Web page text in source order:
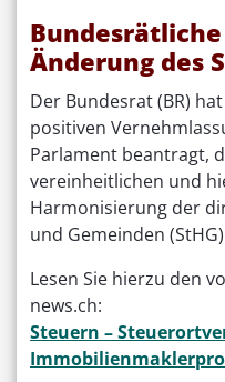
Änderung des
Der Bundesrat (BR)
positiven
Parlament beantragt,
vereinheitlichen und
Harmonisierung der
und Gemeinden
Lesen Sie hierzu den
news.ch:
Steuern –